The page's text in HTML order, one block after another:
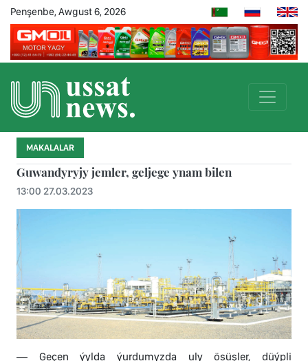
Penşenbe, Awgust 6, 2026
MAKALALAR
Guwandyryjy jemler, geljege ynam bilen
13:00 27.03.2023
— Geçen ýylda ýurdumyzda uly ösüşler, düýpli